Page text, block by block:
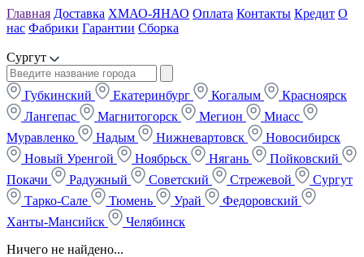
Главная Доставка ХМАО-ЯНАО Оплата Контакты Кредит О
нас Фабрики Гарантии Сборка
Сургут
Губкинский Екатеринбург Когалым
Красноярск
Лангепас
Магнитогорск Мегион
Миасс
Муравленко
Надым Нижневартовск
Новосибирск
Новый Уренгой
Ноябрьск Нягань
Пойковский
Покачи
Радужный Советский Стрежевой
Сургут
Тарко-Сале
Тюмень Урай
Федоровский
Ханты-Мансийск
Челябинск
Ничего не найдено...